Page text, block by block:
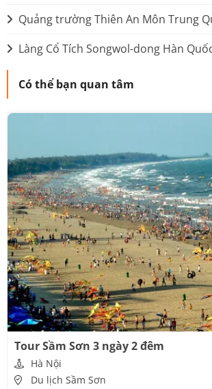
Quảng trường Thiên An Môn Trung
Làng Cổ Tích Songwol-dong Hàn
Có thể bạn quan tâm
Tour Sầm Sơn 3 ngày 2 đêm
Hà Nội
Du lịch Sầm Sơn